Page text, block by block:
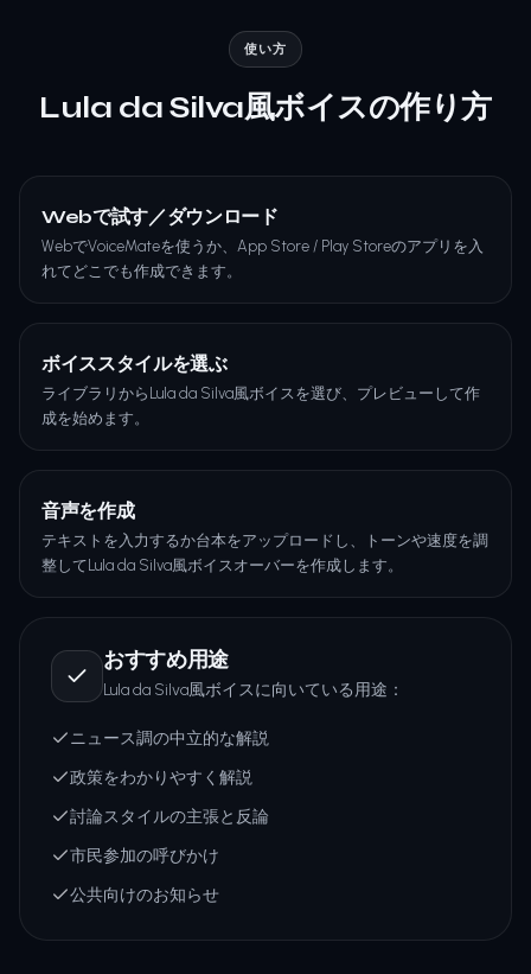
使い方
Lula da Silva風ボイスの作り方
Webで試す／ダウンロード
WebでVoiceMateを使うか、App Store / Play Storeのアプリを入
れてどこでも作成できます。
ボイススタイルを選ぶ
ライブラリからLula da Silva風ボイスを選び、プレビューして作
成を始めます。
音声を作成
テキストを入力するか台本をアップロードし、トーンや速度を調
整してLula da Silva風ボイスオーバーを作成します。
おすすめ用途
Lula da Silva風ボイスに向いている用途：
ニュース調の中立的な解説
政策をわかりやすく解説
討論スタイルの主張と反論
市民参加の呼びかけ
公共向けのお知らせ